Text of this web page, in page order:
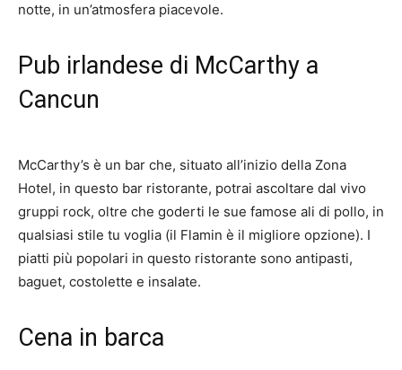
notte, in un’atmosfera piacevole.
Pub irlandese di McCarthy a
Cancun
McCarthy’s è un bar che, situato all’inizio della Zona
Hotel, in questo bar ristorante, potrai ascoltare dal vivo
gruppi rock, oltre che goderti le sue famose ali di pollo, in
qualsiasi stile tu voglia (il Flamin è il migliore opzione). I
piatti più popolari in questo ristorante sono antipasti,
baguet, costolette e insalate.
Cena in barca